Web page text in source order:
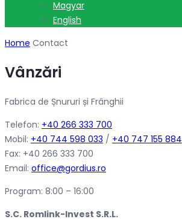
Magyar
English
Home Contact
Vânzări
Fabrica de Șnururi și Frânghii
Telefon: +40 266 333 700
Mobil: +40 744 598 033 / +40 747 155 884
Fax: +40 266 333 700
Email: office@gordius.ro
Program: 8:00 – 16:00
S.C. Romlink-Invest S.R.L.